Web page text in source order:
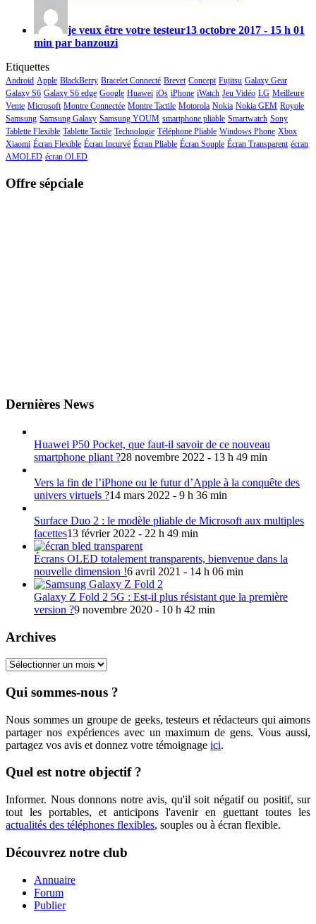
je veux être votre testeur13 octobre 2017 - 15 h 01
min par banzouzi
Etiquettes
Android Apple BlackBerry Bracelet Connecté Brevet Concept Fujitsu Galaxy Gear
Galaxy S6 Galaxy S6 edge Google Huawei iOs iPhone iWatch Jeu Vidéo LG Meilleure
Vente Microsoft Montre Connectée Montre Tactile Motorola Nokia Nokia GEM Royole
Samsung Samsung Galaxy Samsung YOUM smartphone pliable Smartwatch Sony
Tablette Flexible Tablette Tactile Technologie Téléphone Pliable Windows Phone Xbox
Xiaomi Écran Flexible Écran Incurvé Écran Pliable Écran Souple Écran Transparent écran
AMOLED écran OLED
Offre sépciale
Dernières News
Huawei P50 Pocket, que faut-il savoir de ce nouveau
smartphone pliant ?28 novembre 2022 - 13 h 49 min
Vers la fin de l’iPhone ou le futur d’Apple à la conquête des
univers virtuels ?14 mars 2022 - 9 h 36 min
Surface Duo 2 : le modèle pliable de Microsoft aux multiples
facettes13 février 2022 - 22 h 49 min
Écrans OLED totalement transparents, bienvenue dans la
nouvelle dimension !6 avril 2021 - 14 h 06 min
Galaxy Z Fold 2 5G : Est-il plus résistant que la première
version ?9 novembre 2020 - 10 h 42 min
Archives
Archives
Qui sommes-nous ?
Nous sommes un groupe de geeks, testeurs et rédacteurs qui aimons
partager nos expériences avec un maximum de gens. Vous aussi,
partagez vos avis et donnez votre témoignage ici.
Quel est notre objectif ?
Informer. Nous donnons notre avis, qu'il soit négatif ou positif, sur
tout les portables, et anticipons l'avenir en guettant toutes les
actualités des téléphones flexibles, souples ou à écran flexible.
Découvrez notre club
Annuaire
Forum
Publier